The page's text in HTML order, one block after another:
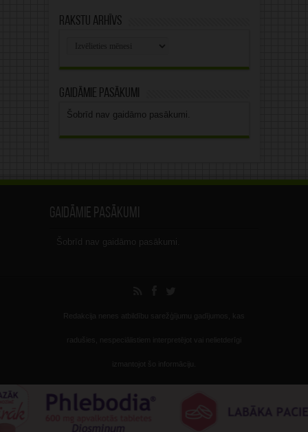
Rakstu arhīvs
Gaidāmie pasākumi
Šobrīd nav gaidāmo pasākumi.
Gaidāmie pasākumi
Šobrīd nav gaidāmo pasākumi.
Redakcija nenes atbildību sarežģījumu gadījumos, kas